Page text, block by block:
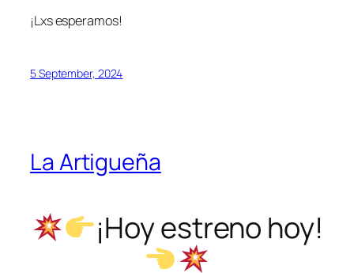
¡Lxs esperamos!
5 September, 2024
La Artigueña
¡Hoy estreno hoy!